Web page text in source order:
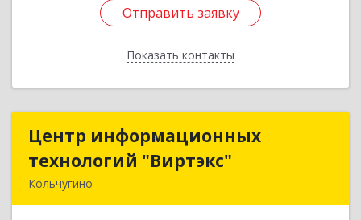
Отправить заявку
Показать контакты
Отправить заявку
Назад
Центр информационных
технологий "Виртэкс"
Кольчугино
Центр информационных
технологий "Виртэкс"